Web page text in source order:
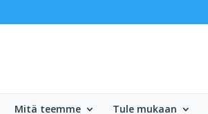
Mitä teemme Tule mukaan